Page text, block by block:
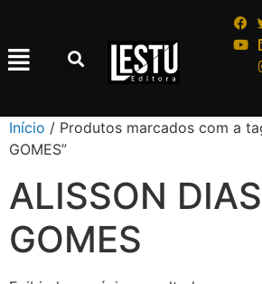
Início / Produtos marcados com a
GOMES”
ALISSON DIAS
GOMES